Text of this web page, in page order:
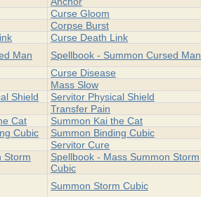
Curse Gloom
Corpse Burst
Curse Death Link
Man Spellbook - Summon Cursed Man
Curse Disease
Mass Slow
Shield Servitor Physical Shield
Transfer Pain
Cat Summon Kai the Cat
Cubic Summon Binding Cubic
Servitor Cure
Storm
Spellbook - Mass Summon Storm
Cubic
Summon Storm Cubic